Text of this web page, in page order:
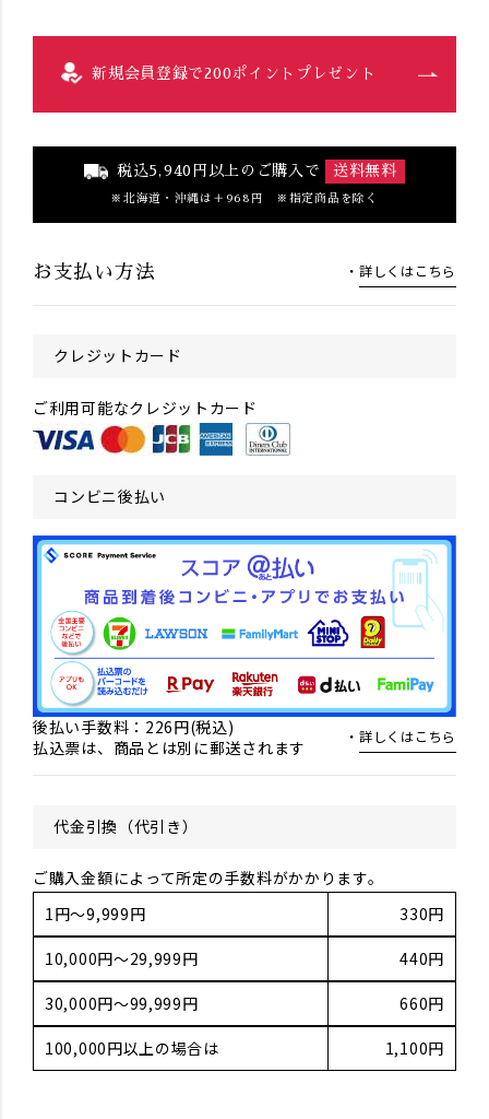
新規会員登録で200ポイントプレゼント
税込5,940円以上のご購入で 送料無料
北海道・沖縄は＋968円 ※指定商品を除く
お支払い方法 詳しくはこちら
クレジットカード
ご利用可能なクレジットカード
コンビニ後払い
後払い手数料：226円(税込)
払込票は、商品とは別に郵送されます
詳しくはこちら
代金引換（代引き）
ご購入金額によって所定の手数料がかかります。
1円～9,999円
330円
10,000円～29,999円 440円
30,000円～99,999円 660円
100,000円以上の場合は 1,100円